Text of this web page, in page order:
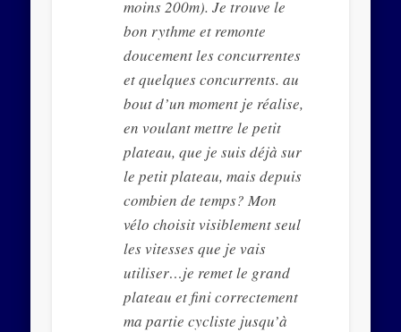
moins 200m). Je trouve le
bon rythme et remonte
doucement les concurrentes
et quelques concurrents. au
bout d’un moment je réalise,
en voulant mettre le petit
plateau, que je suis déjà sur
le petit plateau, mais depuis
combien de temps? Mon
vélo choisit visiblement seul
les vitesses que je vais
utiliser…je remet le grand
plateau et fini correctement
ma partie cycliste jusqu’à